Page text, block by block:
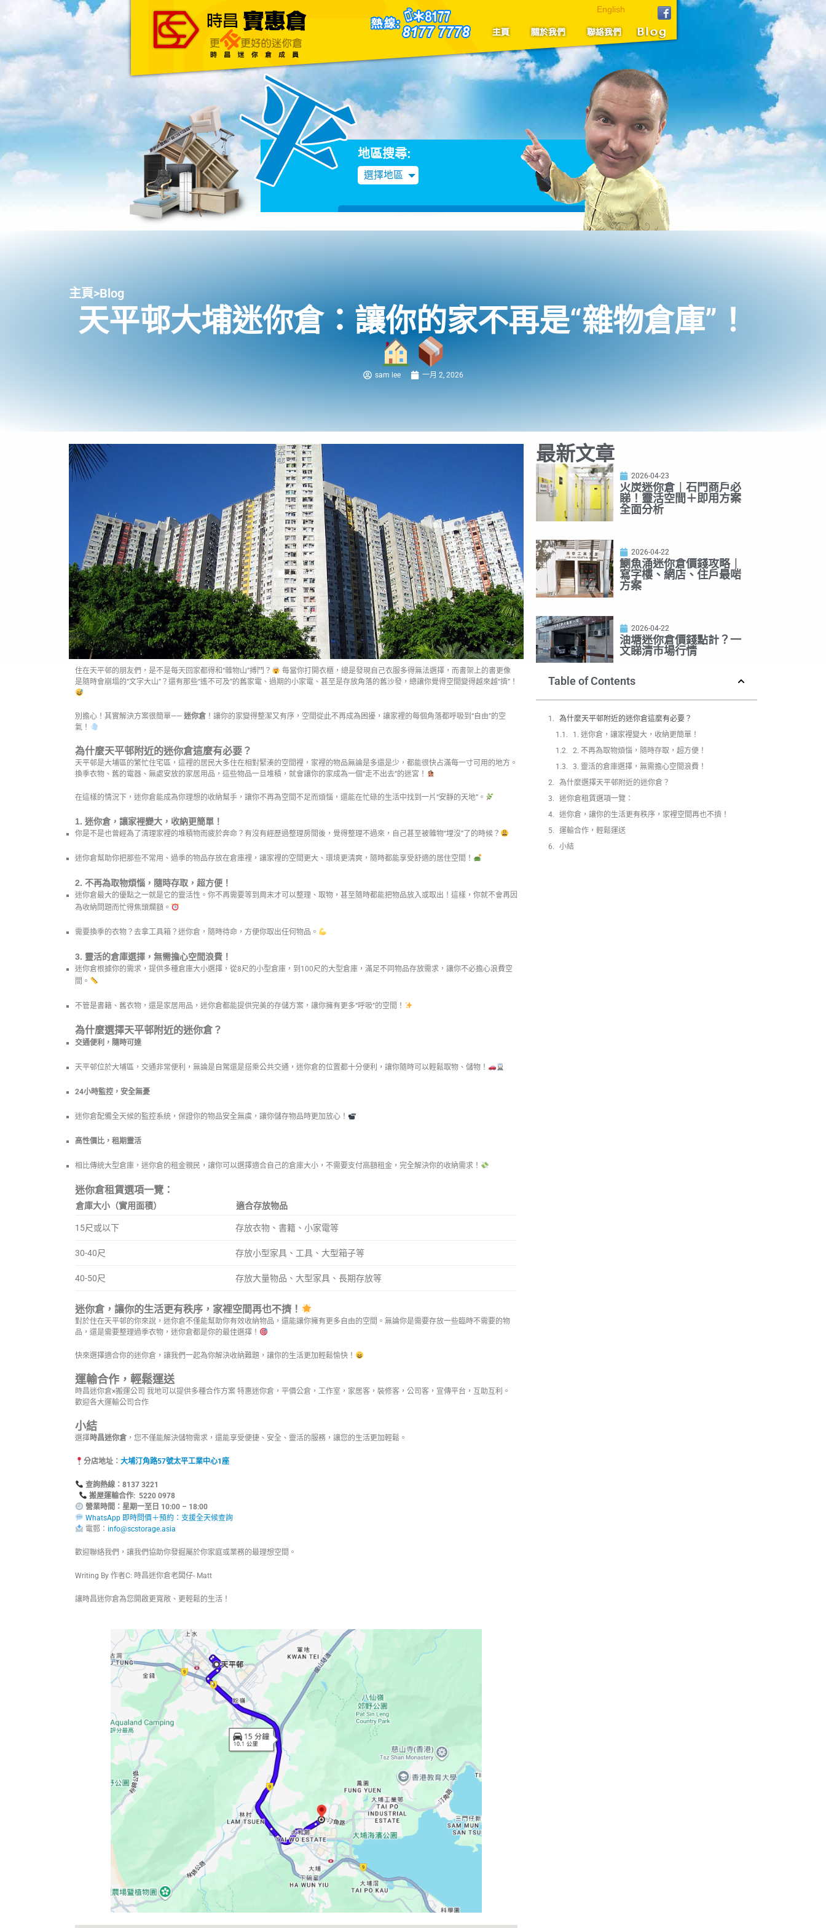
主頁 關於我們 聯絡我們
English
地區搜尋:
選擇地區
主頁>Blog
天平邨大埔迷你倉：讓你的家不再是“雜物倉庫”！
sam lee 一月 2, 2026
住在天平邨的朋友們，是不是每天回家都得和“雜物山”搏鬥？
每當你打開衣櫃，總是發現自己衣服多得無法選擇，而書架上的書更像
是隨時會崩塌的“文字大山”？還有那些“遙不可及”的舊家電、過期的小家電、甚至是存放角落的舊沙發，總讓你覺得空間變得越來越“擠”！
別擔心！其實解決方案很簡單—— 迷你倉 ！讓你的家變得整潔又有序，空間從此不再成為困擾，讓家裡的每個角落都呼吸到“自由”的空
氣！
為什麼天平邨附近的迷你倉這麼有必要？
天平邨是大埔區的繁忙住宅區，這裡的居民大多住在相對緊湊的空間裡，家裡的物品無論是多還是少，都能很快占滿每一寸可用的地方。
換季衣物、舊的電器、無處安放的家居用品，這些物品一旦堆積，就會讓你的家成為一個“走不出去”的迷宮！
在這樣的情況下，迷你倉能成為你理想的收納幫手，讓你不再為空間不足而煩惱，還能在忙碌的生活中找到一片“安靜的天地”。
1. 迷你倉，讓家裡變大，收納更簡單！
你是不是也曾經為了清理家裡的堆積物而疲於奔命？有沒有經歷過整理房間後，覺得整理不過來，自己甚至被雜物“埋沒”了的時候？
迷你倉幫助你把那些不常用、過季的物品存放在倉庫裡，讓家裡的空間更大、環境更清爽，隨時都能享受舒適的居住空間！
2. 不再為取物煩惱，隨時存取，超方便！
迷你倉最大的優點之一就是它的靈活性。你不再需要等到周末才可以整理、取物，甚至隨時都能把物品放入或取出！這樣，你就不會再因
為收納問題而忙得焦頭爛額。
需要換季的衣物？去拿工具箱？迷你倉，隨時待命，方便你取出任何物品。
3. 靈活的倉庫選擇，無需擔心空間浪費！
迷你倉根據你的需求，提供多種倉庫大小選擇，從8尺的小型倉庫，到100尺的大型倉庫，滿足不同物品存放需求，讓你不必擔心浪費空
間。
不管是書籍、舊衣物，還是家居用品，迷你倉都能提供完美的存儲方案，讓你擁有更多“呼吸”的空間！
為什麼選擇天平邨附近的迷你倉？
交通便利，隨時可達
天平邨位於大埔區，交通非常便利，無論是自駕還是搭乘公共交通，迷你倉的位置都十分便利，讓你隨時可以輕鬆取物、儲物！
24小時監控，安全無憂
迷你倉配備全天候的監控系統，保證你的物品安全無虞，讓你儲存物品時更加放心！
高性價比，租期靈活
相比傳統大型倉庫，迷你倉的租金親民，讓你可以選擇適合自己的倉庫大小，不需要支付高額租金，完全解決你的收納需求！
迷你倉租賃選項一覽：
倉庫大小（實用面積） 適合存放物品
15尺或以下 存放衣物、書籍、小家電等
30-40尺 存放小型家具、工具、大型箱子等
40-50尺 存放大量物品、大型家具、長期存放等
迷你倉，讓你的生活更有秩序，家裡空間再也不擠！
對於住在天平邨的你來說，迷你倉不僅能幫助你有效收納物品，還能讓你擁有更多自由的空間。無論你是需要存放一些臨時不需要的物
品，還是需要整理過季衣物，迷你倉都是你的最佳選擇！
快來選擇適合你的迷你倉，讓我們一起為你解決收納難題，讓你的生活更加輕鬆愉快！
運輸合作，輕鬆運送
時昌迷你倉×搬運公司 我地可以提供多種合作方案 特惠迷你倉，平價公倉，工作室，家居客，裝修客，公司客，宣傳平台，互助互利。
歡迎各大運輸公司合作
小結
選擇時昌迷你倉 ，您不僅能解決儲物需求，還能享受便捷、安全、靈活的服務，讓您的生活更加輕鬆。
分店地址： 大埔汀角路57號太平工業中心1座
查詢熱線：8137 3221
搬屋運輸合作: 5220 0978
營業時間：星期一至日 10:00 – 18:00
WhatsApp 即時問價＋預約：支援全天候查詢
電郵： info@scstorage.asia
歡迎聯絡我們，讓我們協助你發掘屬於你家庭或業務的最理想空間。
Writing By 作者C: 時昌迷你倉老闆仔- Matt
讓時昌迷你倉為您開啟更寬敞、更輕鬆的生活！
最新文章
2026-04-23
火炭迷你倉｜石門商戶必
睇！靈活空間＋即用方案
全面分析
2026-04-22
鰂魚涌迷你倉價錢攻略｜
寫字樓、網店、住戶最啱
方案
2026-04-22
油塘迷你倉價錢點計？一
文睇清市場行情
Table of Contents
為什麼天平邨附近的迷你倉這麼有必要？
1. 迷你倉，讓家裡變大，收納更簡單！
2. 不再為取物煩惱，隨時存取，超方便！
3. 靈活的倉庫選擇，無需擔心空間浪費！
為什麼選擇天平邨附近的迷你倉？
迷你倉租賃選項一覽：
迷你倉，讓你的生活更有秩序，家裡空間再也不擠！
運輸合作，輕鬆運送
小結